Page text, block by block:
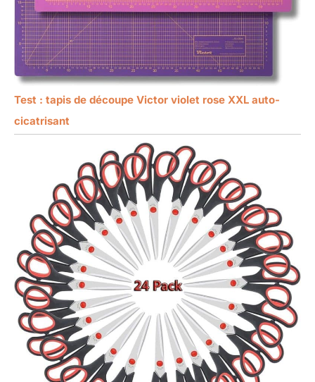
Test : tapis de découpe Victor violet rose XXL auto-
cicatrisant